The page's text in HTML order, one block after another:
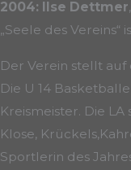
2004: Ilse Dettmer
„Seele des
Der Verein stellt
Die U 14
Kreismeister. Die
Klose,
Sportlerin des